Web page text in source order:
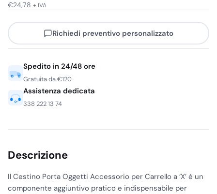
€24,78 + IVA
Richiedi preventivo personalizzato
Spedito in 24/48 ore
Gratuita da €120
Assistenza dedicata
338 222 13 74
Descrizione
Il Cestino Porta Oggetti Accessorio per Carrello a ‘X’ è un
componente aggiuntivo pratico e indispensabile per